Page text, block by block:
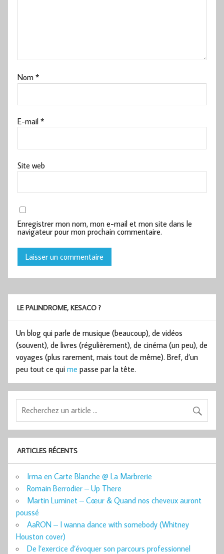
Nom*
E-mail*
Site web
Enregistrer mon nom, mon e-mail et mon site dans le
navigateur pour mon prochain commentaire.
LE PALINDROME, KESACO ?
Un blog qui parle de musique (beaucoup), de vidéos
(souvent), de livres (régulièrement), de cinéma (un peu), de
voyages (plus rarement, mais tout de même). Bref, d’un
peu tout ce qui me passe par la tête.
ARTICLES RÉCENTS
Irma en Carte Blanche @ La Marbrerie
Romain Berrodier – Up There
Martin Luminet – Cœur & Quand nos cheveux auront
poussé
AaRON – I wanna dance with somebody (Whitney
Houston cover)
De l’exercice d’évoquer son parcours professionnel